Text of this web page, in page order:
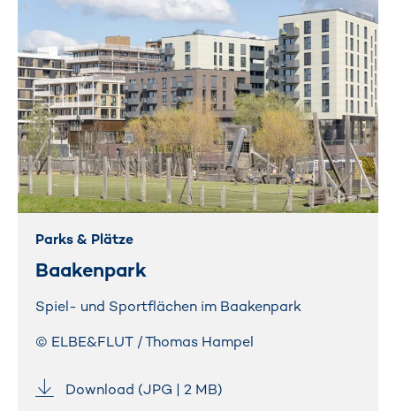
Parks & Plätze
Baakenpark
Spiel- und Sportflächen im Baakenpark
© ELBE&FLUT / Thomas Hampel
Download (JPG | 2 MB)